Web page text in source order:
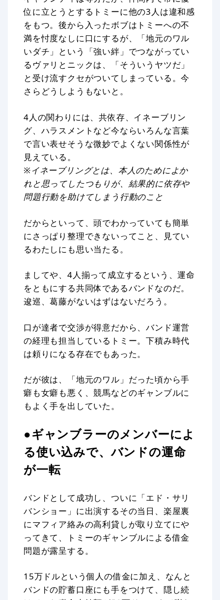
位に立とうとするトミーに他の3人は違和感
をもつ。後から入ったボブはトミーへの不
満を忖度なしに口にするが、「地元のワル
いダチ」という「強い絆」でつながってい
るヴァリとニックは、「そういうヤツだ」
と受け流すクセがついてしまっている。今
さらどうしようもないと。
4人の関わりには、共依存、イネーブリン
グ、ハラスメントなど今ならいろんな言葉
で言い表せそうな微妙でよくない関係性が
見えている。
※イネーブリングとは、本人のためによか
れと思ってしたつもりが、結果的に依存や
問題行動を助けてしまう行動のこと
だからといって、頭でわかっていても簡単
にさっぱり整理できないってこと、見てい
るわたしにも思い当たる。
ましてや、4人揃って成立するという、運命
をともにする共同体であるバンドなのだ。
逡巡、葛藤がないはずはないだろう。
口が達者で交渉が得意だから、バンド運営
の経理も担当しているトミー。下積み時代
は頼りになる存在でもあった。
だが彼は、「地元のワル」だった頃から手
癖も女癖も悪く、競馬などのギャンブルに
もよく手を出していた。
●ギャンブラーのメンバーによ
る使い込みで、バンドの運命
が一転
バンドとして成功し、ついに「エド・サリ
バンショー」に出演するその当日、楽屋裏
にマフィア絡みの高利貸しが取り立てにや
ってきて、トミーのギャンブルによる借金
問題が露呈する。
15万ドルという個人の借金に加え、なんと
バンドの貯蓄口座にも手をつけて、隠し続